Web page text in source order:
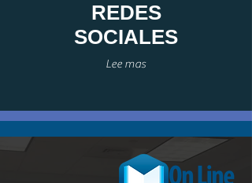
REDES
SOCIALES
Lee mas